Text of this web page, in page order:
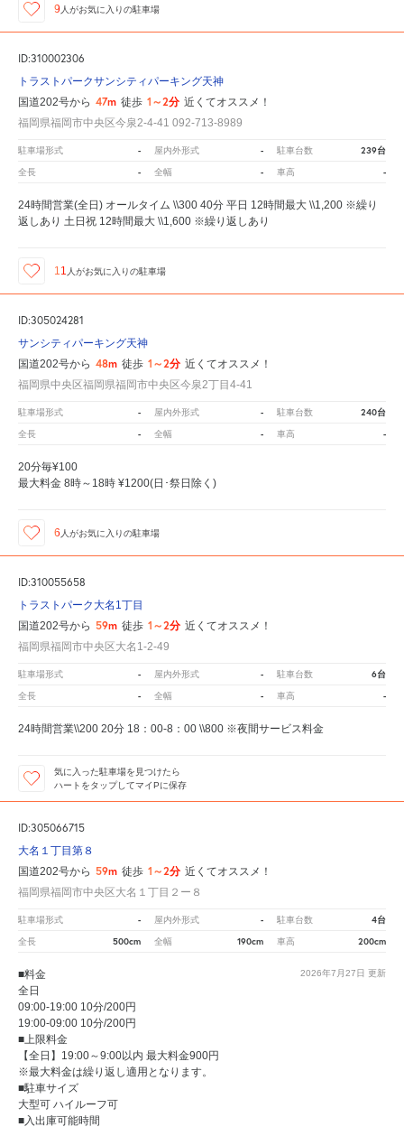
9 人がお気に入りの駐車場
ID:310002306
トラストパークサンシティパーキング天神
国道202号から 47m 徒歩 1～2分 近くてオススメ！
福岡県福岡市中央区今泉2-4-41 092-713-8989
駐車場形式 - 屋内外形式 - 駐車台数 239台
全長 - 全幅 - 車高 -
24時間営業(全日) オールタイム \\300 40分 平日 12時間最大 \\1,200 ※繰り
返しあり 土日祝 12時間最大 \\1,600 ※繰り返しあり
11 人がお気に入りの駐車場
ID:305024281
サンシティパーキング天神
国道202号から 48m 徒歩 1～2分 近くてオススメ！
福岡県中央区福岡県福岡市中央区今泉2丁目4-41
駐車場形式 - 屋内外形式 - 駐車台数 240台
全長 - 全幅 - 車高 -
20分毎¥100
最大料金 8時～18時 ¥1200(日･祭日除く)
6 人がお気に入りの駐車場
ID:310055658
トラストパーク大名1丁目
国道202号から 59m 徒歩 1～2分 近くてオススメ！
福岡県福岡市中央区大名1-2-49
駐車場形式 - 屋内外形式 - 駐車台数 6台
全長 - 全幅 - 車高 -
24時間営業\\200 20分 18：00-8：00 \\800 ※夜間サービス料金
気に入った駐車場を見つけたら
ハートをタップしてマイPに保存
ID:305066715
大名１丁目第８
国道202号から 59m 徒歩 1～2分 近くてオススメ！
福岡県福岡市中央区大名１丁目２ー８
駐車場形式 - 屋内外形式 - 駐車台数 4台
全長 500cm 全幅 190cm 車高 200cm
2026年7月27日 更新
■料金
全日
09:00-19:00 10分/200円
19:00-09:00 10分/200円
■上限料金
【全日】19:00～9:00以内 最大料金900円
※最大料金は繰り返し適用となります。
■駐車サイズ
大型可 ハイルーフ可
■入出庫可能時間